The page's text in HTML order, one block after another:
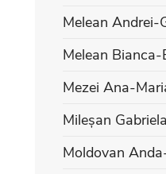
Melean Andrei-
Melean
Mezei Ana-
Mileșan Gabriela
Moldovan